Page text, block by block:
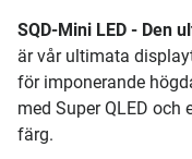
SQD-Mini LED - Den
är vår ultimata
för imponerande
med Super QLED
färg.